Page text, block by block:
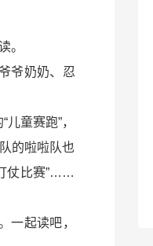
。
爷奶奶、忍
童赛跑”，
的啦啦队也
仗比赛”……
一起读吧，